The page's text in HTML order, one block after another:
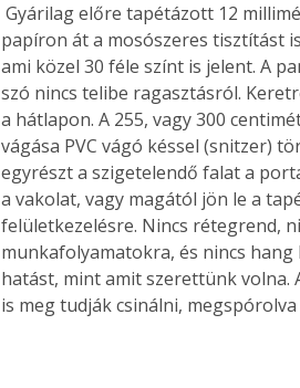
Gyárilag előre tapétázott 12 milliméter vastag porózus farostlemez. A textiltől a festhető
papíron át a mosószeres tisztítást
ami közel 30 féle színt is jelent. A
szó nincs telibe ragasztásról.
a hátlapon. A 255, vagy 300
vágása PVC vágó késsel (snitzer)
egyrészt a szigetelendő falat a
a vakolat, vagy magától jön le a
felületkezelésre. Nincs rétegrend,
munkafolyamatokra, és nincs
hatást, mint amit szerettünk volna.
is meg tudják csinálni,